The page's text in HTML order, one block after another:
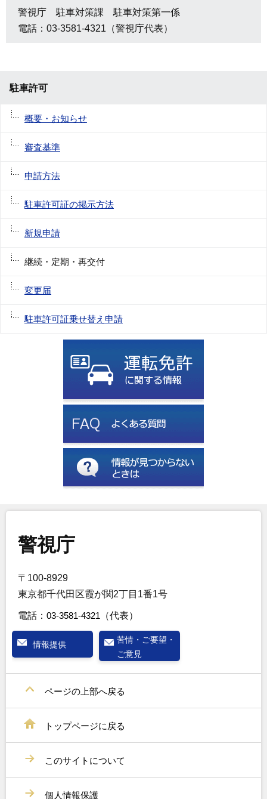
警視庁 駐車対策課 駐車対策第一係
電話：03-3581-4321（警視庁代表）
駐車許可
概要・お知らせ
審査基準
申請方法
駐車許可証の掲示方法
新規申請
継続・定期・再交付
変更届
駐車許可証乗せ替え申請
警視庁
〒100-8929
東京都千代田区霞が関2丁目1番1号
電話： 03-3581-4321 （代表）
情報提供
苦情・ご要望・
ご意見
ページの上部へ戻る
トップページに戻る
このサイトについて
個人情報保護